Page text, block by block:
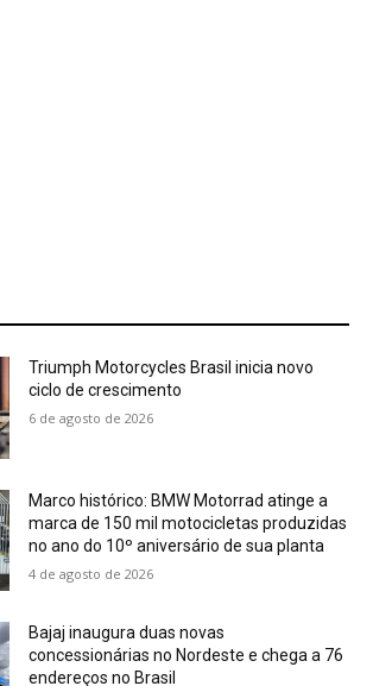
Triumph Motorcycles Brasil inicia novo
ciclo de crescimento
6 de agosto de 2026
Marco histórico: BMW Motorrad atinge a
marca de 150 mil motocicletas produzidas
no ano do 10º aniversário de sua planta
4 de agosto de 2026
Bajaj inaugura duas novas
concessionárias no Nordeste e chega a 76
endereços no Brasil